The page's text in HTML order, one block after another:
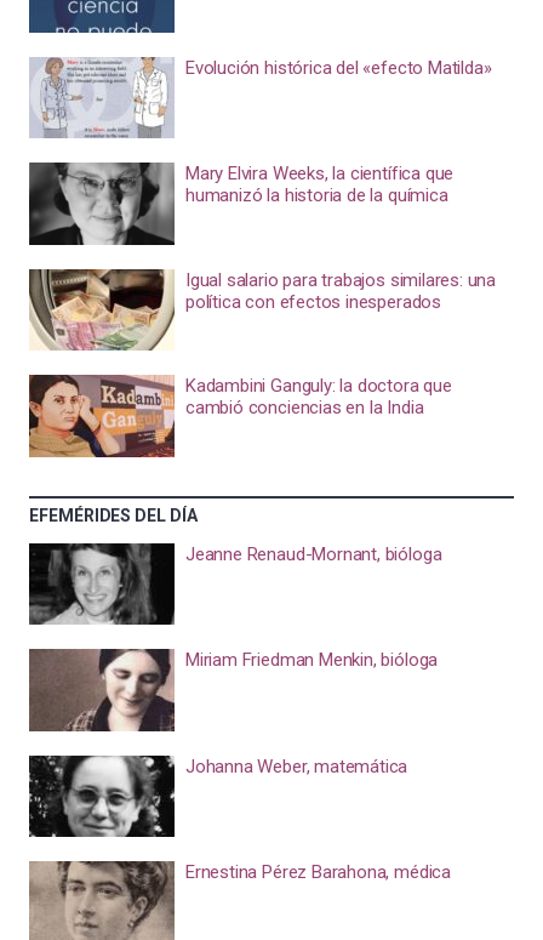
Evolución histórica del «efecto Matilda»
Mary Elvira Weeks, la científica que
humanizó la historia de la química
Igual salario para trabajos similares: una
política con efectos inesperados
Kadambini Ganguly: la doctora que
cambió conciencias en la India
EFEMÉRIDES DEL DÍA
Jeanne Renaud-Mornant, bióloga
Miriam Friedman Menkin, bióloga
Johanna Weber, matemática
Ernestina Pérez Barahona, médica